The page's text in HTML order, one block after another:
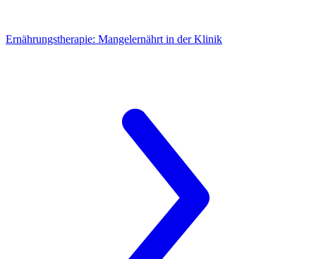
Ernährungstherapie: Mangelernährt in der Klinik